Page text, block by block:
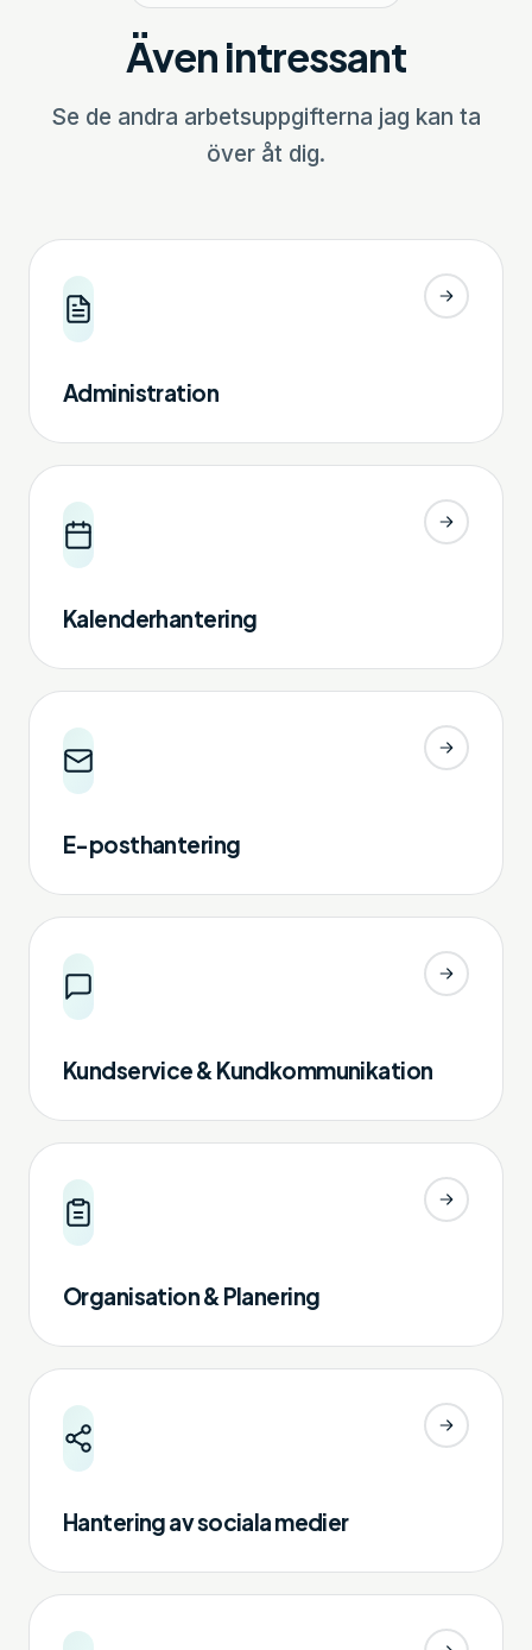
Även intressant
Se de andra arbetsuppgifterna jag kan ta
över åt dig.
Administration
Kalenderhantering
E-posthantering
Kundservice & Kundkommunikation
Organisation & Planering
Hantering av sociala medier